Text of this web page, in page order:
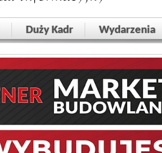
Duży Kadr Wydarzenia